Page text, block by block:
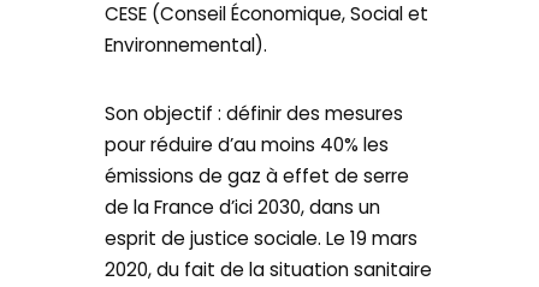
CESE (Conseil Économique, Social et
Environnemental).
Son objectif : définir des mesures
pour réduire d’au moins 40% les
émissions de gaz à effet de serre
de la France d’ici 2030, dans un
esprit de justice sociale. Le 19 mars
2020, du fait de la situation sanitaire